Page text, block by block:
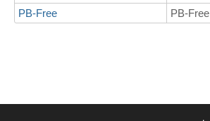
PB-Free
PB-Free